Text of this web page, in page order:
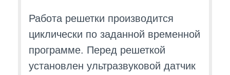
Работа решетки производится
циклически по заданной временной
программе. Перед решеткой
установлен ультразвуковой датчик